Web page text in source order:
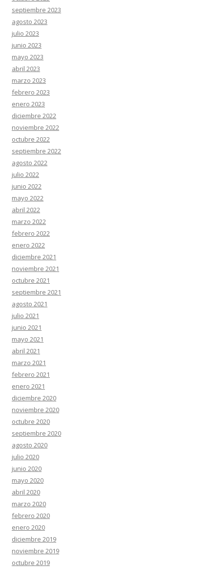
septiembre 2023
agosto 2023
julio 2023
junio 2023
mayo 2023
abril 2023
marzo 2023
febrero 2023
enero 2023
diciembre 2022
noviembre 2022
octubre 2022
septiembre 2022
agosto 2022
julio 2022
junio 2022
mayo 2022
abril 2022
marzo 2022
febrero 2022
enero 2022
diciembre 2021
noviembre 2021
octubre 2021
septiembre 2021
agosto 2021
julio 2021
junio 2021
mayo 2021
abril 2021
marzo 2021
febrero 2021
enero 2021
diciembre 2020
noviembre 2020
octubre 2020
septiembre 2020
agosto 2020
julio 2020
junio 2020
mayo 2020
abril 2020
marzo 2020
febrero 2020
enero 2020
diciembre 2019
noviembre 2019
octubre 2019